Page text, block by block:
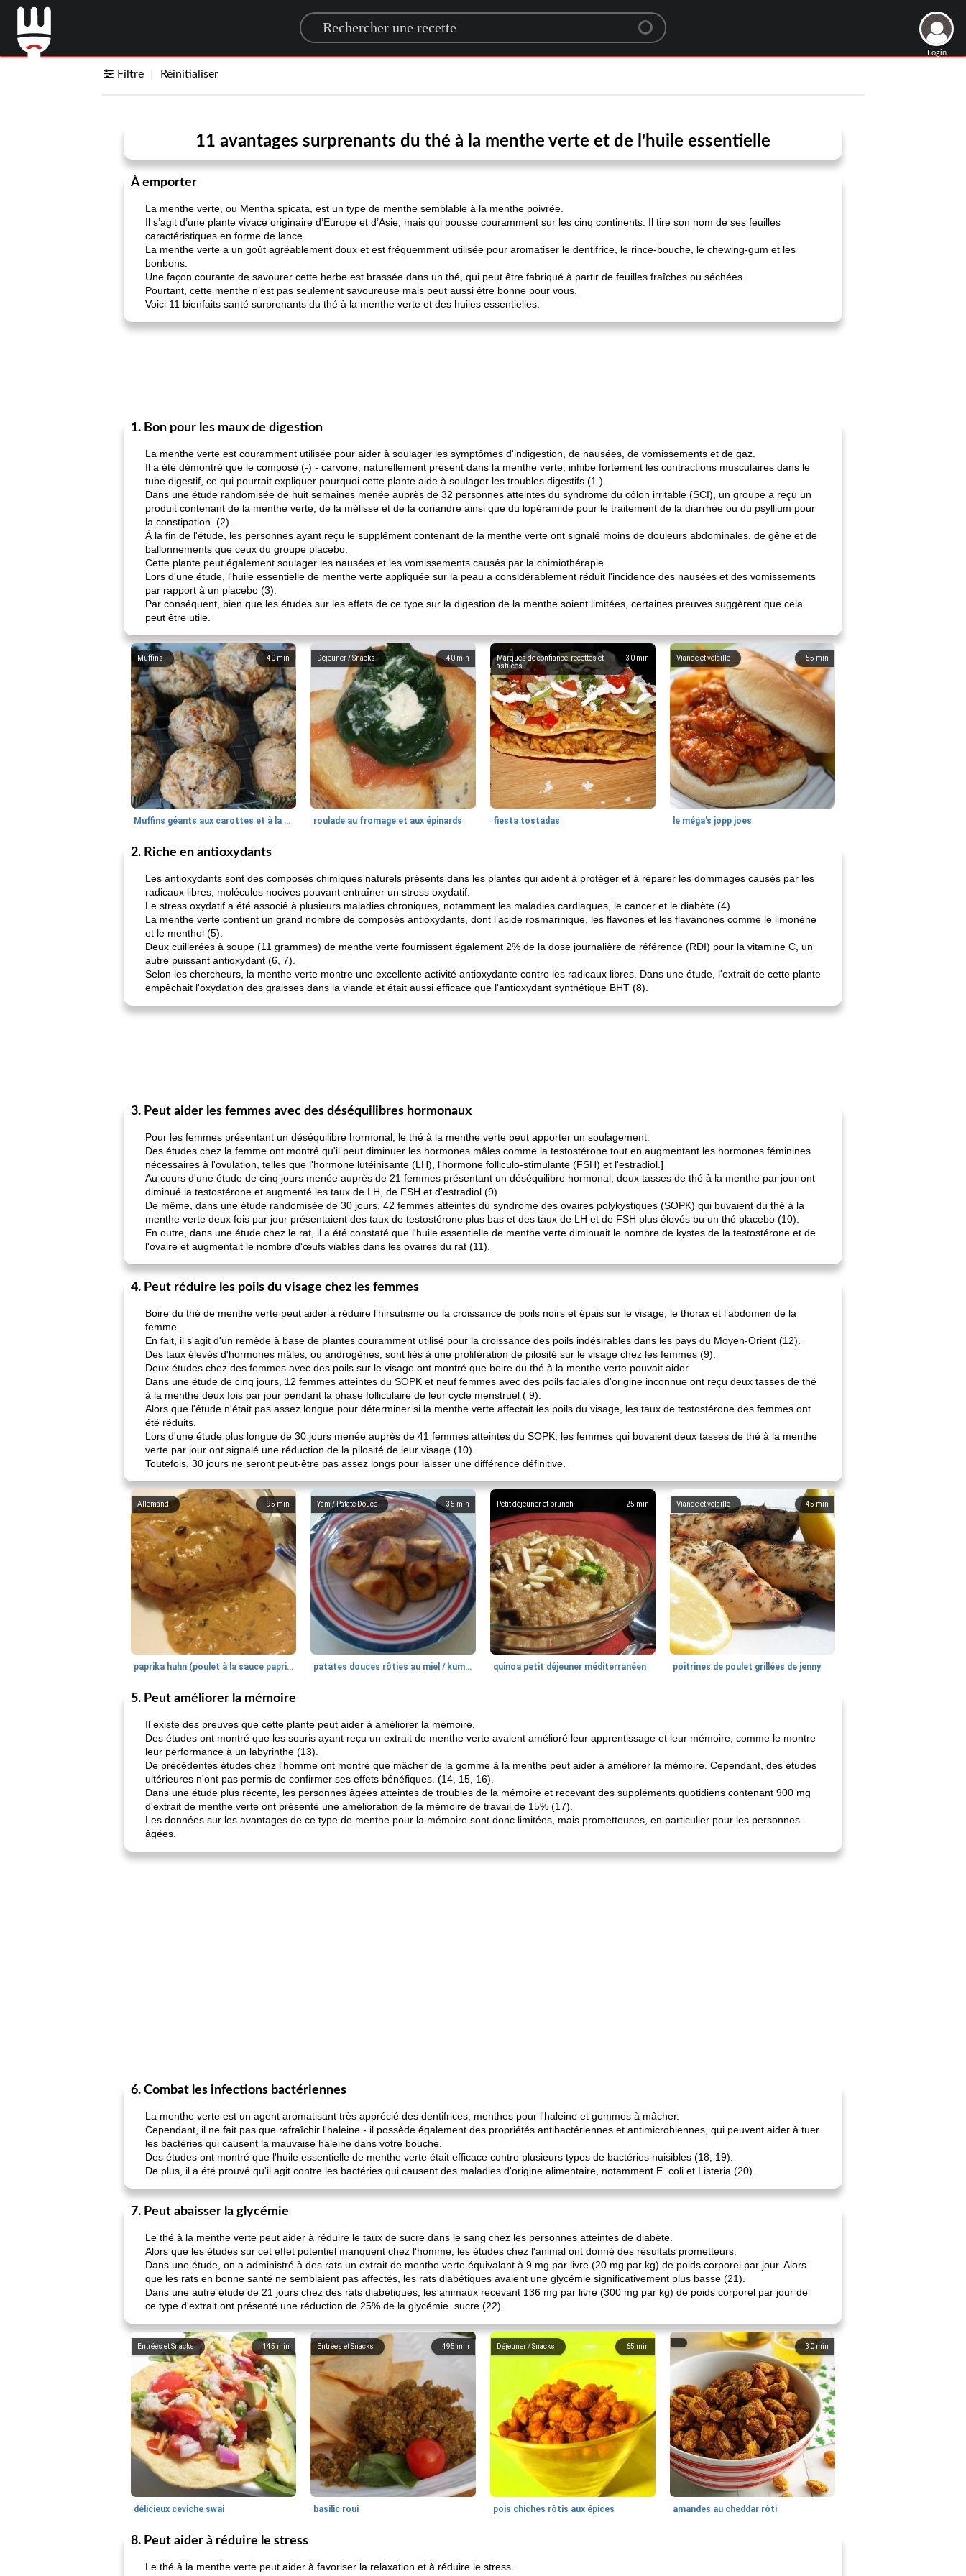
Search for a recipe
Login
Filtre Réinitialiser
11 avantages surprenants du thé à la menthe verte et de l'huile essentielle
À emporter
La menthe verte, ou Mentha spicata, est un type de menthe semblable à la menthe poivrée.
Il s’agit d’une plante vivace originaire d’Europe et d’Asie, mais qui pousse couramment sur les cinq continents. Il tire son nom de ses feuilles
caractéristiques en forme de lance.
La menthe verte a un goût agréablement doux et est fréquemment utilisée pour aromatiser le dentifrice, le rince-bouche, le chewing-gum et les
bonbons.
Une façon courante de savourer cette herbe est brassée dans un thé, qui peut être fabriqué à partir de feuilles fraîches ou séchées.
Pourtant, cette menthe n’est pas seulement savoureuse mais peut aussi être bonne pour vous.
Voici 11 bienfaits santé surprenants du thé à la menthe verte et des huiles essentielles.
1. Bon pour les maux de digestion
La menthe verte est couramment utilisée pour aider à soulager les symptômes d'indigestion, de nausées, de vomissements et de gaz.
Il a été démontré que le composé (-) - carvone, naturellement présent dans la menthe verte, inhibe fortement les contractions musculaires dans le
tube digestif, ce qui pourrait expliquer pourquoi cette plante aide à soulager les troubles digestifs (1 ).
Dans une étude randomisée de huit semaines menée auprès de 32 personnes atteintes du syndrome du côlon irritable (SCI), un groupe a reçu un
produit contenant de la menthe verte, de la mélisse et de la coriandre ainsi que du lopéramide pour le traitement de la diarrhée ou du psyllium pour
la constipation. (2).
À la fin de l'étude, les personnes ayant reçu le supplément contenant de la menthe verte ont signalé moins de douleurs abdominales, de gêne et de
ballonnements que ceux du groupe placebo.
Cette plante peut également soulager les nausées et les vomissements causés par la chimiothérapie.
Lors d'une étude, l'huile essentielle de menthe verte appliquée sur la peau a considérablement réduit l'incidence des nausées et des vomissements
par rapport à un placebo (3).
Par conséquent, bien que les études sur les effets de ce type sur la digestion de la menthe soient limitées, certaines preuves suggèrent que cela
peut être utile.
40 min
Muffins
Muffins géants aux carottes et à la banane de Nif
40 min
Déjeuner / Snacks
roulade au fromage et aux épinards
30 min
Marques de confiance: recettes et
astuces
fiesta tostadas
55 min
Viande et volaille
le méga's jopp joes
2. Riche en antioxydants
Les antioxydants sont des composés chimiques naturels présents dans les plantes qui aident à protéger et à réparer les dommages causés par les
radicaux libres, molécules nocives pouvant entraîner un stress oxydatif.
Le stress oxydatif a été associé à plusieurs maladies chroniques, notamment les maladies cardiaques, le cancer et le diabète (4).
La menthe verte contient un grand nombre de composés antioxydants, dont l’acide rosmarinique, les flavones et les flavanones comme le limonène
et le menthol (5).
Deux cuillerées à soupe (11 grammes) de menthe verte fournissent également 2% de la dose journalière de référence (RDI) pour la vitamine C, un
autre puissant antioxydant (6, 7).
Selon les chercheurs, la menthe verte montre une excellente activité antioxydante contre les radicaux libres. Dans une étude, l'extrait de cette plante
empêchait l'oxydation des graisses dans la viande et était aussi efficace que l'antioxydant synthétique BHT (8).
3. Peut aider les femmes avec des déséquilibres hormonaux
Pour les femmes présentant un déséquilibre hormonal, le thé à la menthe verte peut apporter un soulagement.
Des études chez la femme ont montré qu'il peut diminuer les hormones mâles comme la testostérone tout en augmentant les hormones féminines
nécessaires à l'ovulation, telles que l'hormone lutéinisante (LH), l'hormone folliculo-stimulante (FSH) et l'estradiol.]
Au cours d'une étude de cinq jours menée auprès de 21 femmes présentant un déséquilibre hormonal, deux tasses de thé à la menthe par jour ont
diminué la testostérone et augmenté les taux de LH, de FSH et d'estradiol (9).
De même, dans une étude randomisée de 30 jours, 42 femmes atteintes du syndrome des ovaires polykystiques (SOPK) qui buvaient du thé à la
menthe verte deux fois par jour présentaient des taux de testostérone plus bas et des taux de LH et de FSH plus élevés bu un thé placebo (10).
En outre, dans une étude chez le rat, il a été constaté que l'huile essentielle de menthe verte diminuait le nombre de kystes de la testostérone et de
l'ovaire et augmentait le nombre d'œufs viables dans les ovaires du rat (11).
4. Peut réduire les poils du visage chez les femmes
Boire du thé de menthe verte peut aider à réduire l’hirsutisme ou la croissance de poils noirs et épais sur le visage, le thorax et l’abdomen de la
femme.
En fait, il s'agit d'un remède à base de plantes couramment utilisé pour la croissance des poils indésirables dans les pays du Moyen-Orient (12).
Des taux élevés d'hormones mâles, ou androgènes, sont liés à une prolifération de pilosité sur le visage chez les femmes (9).
Deux études chez des femmes avec des poils sur le visage ont montré que boire du thé à la menthe verte pouvait aider.
Dans une étude de cinq jours, 12 femmes atteintes du SOPK et neuf femmes avec des poils faciales d'origine inconnue ont reçu deux tasses de thé
à la menthe deux fois par jour pendant la phase folliculaire de leur cycle menstruel ( 9).
Alors que l'étude n'était pas assez longue pour déterminer si la menthe verte affectait les poils du visage, les taux de testostérone des femmes ont
été réduits.
Lors d'une étude plus longue de 30 jours menée auprès de 41 femmes atteintes du SOPK, les femmes qui buvaient deux tasses de thé à la menthe
verte par jour ont signalé une réduction de la pilosité de leur visage (10).
Toutefois, 30 jours ne seront peut-être pas assez longs pour laisser une différence définitive.
95min
Allemand
paprika huhn (poulet à la sauce paprika).
35 min
Yam / Patate Douce
patates douces rôties au miel / kumara
25 min
Petit déjeuner et brunch
quinoa petit déjeuner méditerranéen
45 min
Viande et volaille
poitrines de poulet grillées de jenny
5. Peut améliorer la mémoire
Il existe des preuves que cette plante peut aider à améliorer la mémoire.
Des études ont montré que les souris ayant reçu un extrait de menthe verte avaient amélioré leur apprentissage et leur mémoire, comme le montre
leur performance à un labyrinthe (13).
De précédentes études chez l'homme ont montré que mâcher de la gomme à la menthe peut aider à améliorer la mémoire. Cependant, des études
ultérieures n'ont pas permis de confirmer ses effets bénéfiques. (14, 15, 16).
Dans une étude plus récente, les personnes âgées atteintes de troubles de la mémoire et recevant des suppléments quotidiens contenant 900 mg
d'extrait de menthe verte ont présenté une amélioration de la mémoire de travail de 15% (17).
Les données sur les avantages de ce type de menthe pour la mémoire sont donc limitées, mais prometteuses, en particulier pour les personnes
âgées.
6. Combat les infections bactériennes
La menthe verte est un agent aromatisant très apprécié des dentifrices, menthes pour l'haleine et gommes à mâcher.
Cependant, il ne fait pas que rafraîchir l'haleine - il possède également des propriétés antibactériennes et antimicrobiennes, qui peuvent aider à tuer
les bactéries qui causent la mauvaise haleine dans votre bouche.
Des études ont montré que l'huile essentielle de menthe verte était efficace contre plusieurs types de bactéries nuisibles (18, 19).
De plus, il a été prouvé qu'il agit contre les bactéries qui causent des maladies d'origine alimentaire, notamment E. coli et Listeria (20).
7. Peut abaisser la glycémie
Le thé à la menthe verte peut aider à réduire le taux de sucre dans le sang chez les personnes atteintes de diabète.
Alors que les études sur cet effet potentiel manquent chez l'homme, les études chez l'animal ont donné des résultats prometteurs.
Dans une étude, on a administré à des rats un extrait de menthe verte équivalant à 9 mg par livre (20 mg par kg) de poids corporel par jour. Alors
que les rats en bonne santé ne semblaient pas affectés, les rats diabétiques avaient une glycémie significativement plus basse (21).
Dans une autre étude de 21 jours chez des rats diabétiques, les animaux recevant 136 mg par livre (300 mg par kg) de poids corporel par jour de
ce type d'extrait ont présenté une réduction de 25% de la glycémie. sucre (22).
145 min
Entrées et Snacks
délicieux ceviche swai
495 min
Entrées et Snacks
basilic roui
65 min
Déjeuner / Snacks
pois chiches rôtis aux épices
30min
amandes au cheddar rôti
8. Peut aider à réduire le stress
Le thé à la menthe verte peut aider à favoriser la relaxation et à réduire le stress.